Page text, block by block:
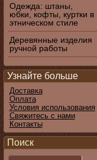
Одежда: штаны,
юбки, кофты, куртки в
этническом стиле
Деревянные изделия
ручной работы
Узнайте больше
Доставка
Оплата
Условия использования
Свяжитесь с нами
Контакты
Поиск